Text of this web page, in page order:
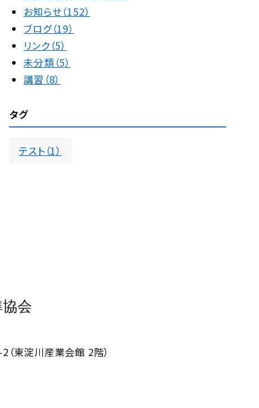
お知らせ（152）
ブログ（19）
リンク（5）
未分類（5）
講習（8）
タグ
テスト（1）
会
東淀川産業会館 2階）